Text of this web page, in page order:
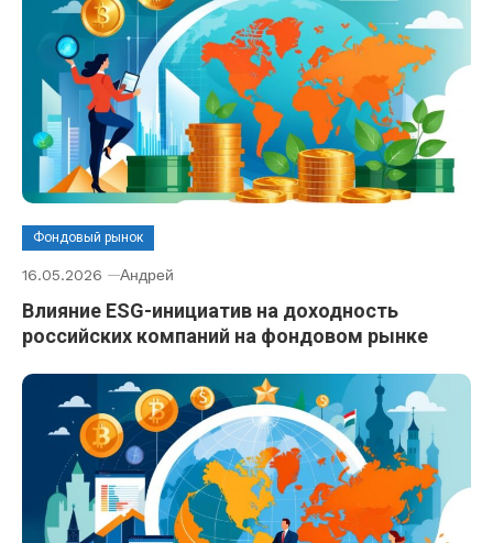
Фондовый рынок
16.05.2026 Андрей
Влияние ESG-инициатив на доходность
российских компаний на фондовом рынке